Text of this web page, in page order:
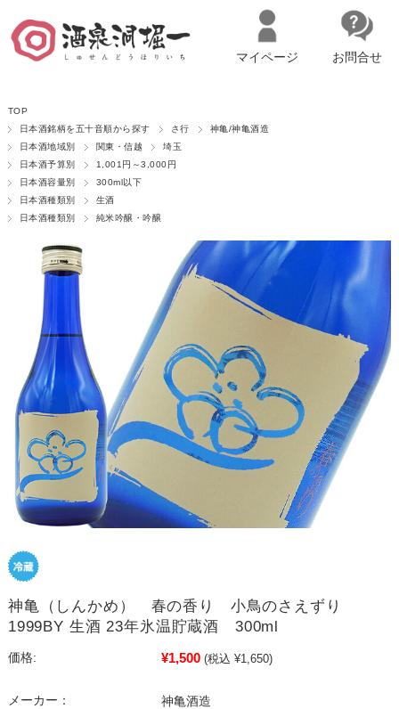
マイページへログイン
マイページ お問合せ
TOP
日本酒銘柄を五十音順から探す
さ行
神亀/神亀酒造
日本酒地域別
関東・信越
埼玉
日本酒予算別
1,001円～3,000円
日本酒容量別
300ml以下
日本酒種類別
生酒
日本酒種類別
純米吟醸・吟醸
神亀（しんかめ） 春の香り 小鳥のさえずり
1999BY 生酒 23年氷温貯蔵酒 300ml
価格: ¥1,500 (税込 ¥1,650)
メーカー：
神亀酒造